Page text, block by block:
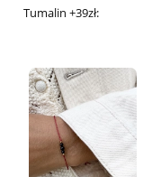
Tumalin +39zł: